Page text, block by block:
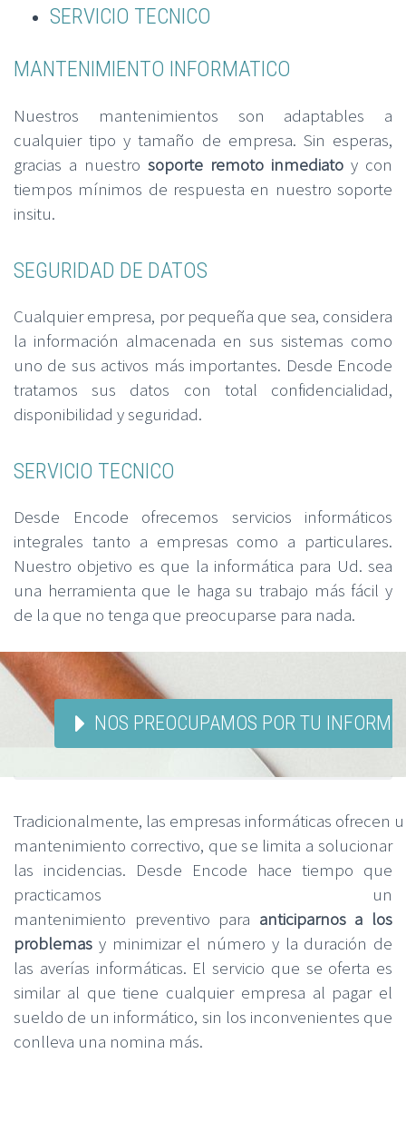
SERVICIO TECNICO
MANTENIMIENTO INFORMATICO
Nuestros mantenimientos son adaptables a
cualquier tipo y tamaño de empresa. Sin esperas,
gracias a nuestro soporte remoto inmediato y con
tiempos mínimos de respuesta en nuestro soporte
insitu.
SEGURIDAD DE DATOS
Cualquier empresa, por pequeña que sea, considera
la información almacenada en sus sistemas como
uno de sus activos más importantes. Desde Encode
tratamos sus datos con total confidencialidad,
disponibilidad y seguridad.
SERVICIO TECNICO
Desde Encode ofrecemos servicios informáticos
integrales tanto a empresas como a particulares.
Nuestro objetivo es que la informática para Ud. sea
una herramienta que le haga su trabajo más fácil y
de la que no tenga que preocuparse para nada.
NOS PREOCUPAMOS POR TU
Tradicionalmente, las empresas informáticas ofrecen
mantenimiento correctivo, que se limita a solucionar
las incidencias. Desde Encode hace tiempo que
practicamos un
mantenimiento preventivo para anticiparnos a los
problemas y minimizar el número y la duración de
las averías informáticas. El servicio que se oferta es
similar al que tiene cualquier empresa al pagar el
sueldo de un informático, sin los inconvenientes que
conlleva una nomina más.